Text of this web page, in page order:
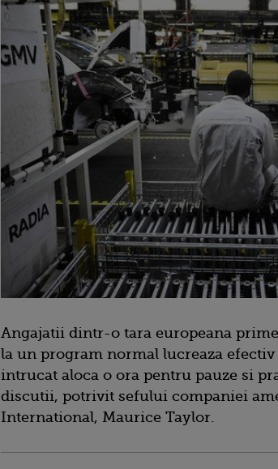
Angajatii dintr-o tara europeana
la un program normal lucreaza
intrucat aloca o ora pentru pauze si
discutii, potrivit sefului companiei
International, Maurice Taylor.